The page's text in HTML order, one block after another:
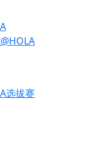
选拔赛